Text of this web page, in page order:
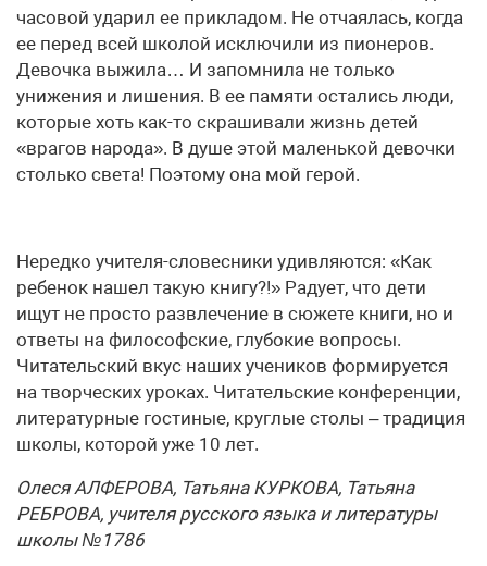
часовой ударил ее прикладом. Не отчаялась, когда
ее перед всей школой исключили из пионеров.
Девочка выжила… И запомнила не только
унижения и лишения. В ее памяти остались люди,
которые хоть как-то скрашивали жизнь детей
«врагов народа». В душе этой маленькой девочки
столько света! Поэтому она мой герой.
Нередко учителя-словесники удивляются: «Как
ребенок нашел такую книгу?!» Радует, что дети
ищут не просто развлечение в сюжете книги, но и
ответы на философские, глубокие вопросы.
Читательский вкус наших учеников формируется
на творческих уроках. Читательские конференции,
литературные гостиные, круглые столы – традиция
школы, которой уже 10 лет.
Олеся АЛФЕРОВА, Татьяна КУРКОВА, Татьяна
РЕБРОВА, учителя русского языка и литературы
школы №1786